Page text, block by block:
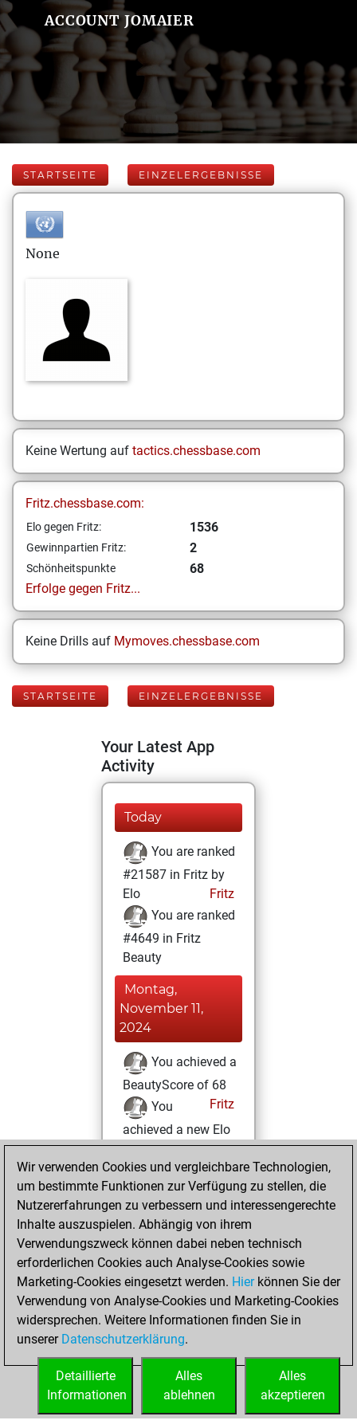
ACCOUNT JOMAIER
STARTSEITE EINZELERGEBNISSE
None
Keine Wertung auf tactics.chessbase.com
Fritz.chessbase.com:
Elo gegen Fritz: 1536
Gewinnpartien Fritz: 2
Schönheitspunkte
68
Erfolge gegen Fritz...
Keine Drills auf Mymoves.chessbase.com
STARTSEITE EINZELERGEBNISSE
Your Latest App
Activity
Today
You are ranked
#21587 in Fritz by
Elo
Fritz
You are ranked
#4649 in Fritz
Beauty
Montag,
November 11,
2024
You achieved a
BeautyScore of 68
Fritz
You
achieved a new Elo
of 1536
Donnerstag,
November 7, 2024
You won
against Fritz
Fritz
Montag,
November 4, 2024
You created
your Fritz account
Wir verwenden Cookies und vergleichbare Technologien,
um bestimmte Funktionen zur Verfügung zu stellen, die
Nutzererfahrungen zu verbessern und interessengerechte
Inhalte auszuspielen. Abhängig von ihrem
Verwendungszweck können dabei neben technisch
erforderlichen Cookies auch Analyse-Cookies sowie
Marketing-Cookies eingesetzt werden. Hierkönnen Sie der
Verwendung von Analyse-Cookies und Marketing-Cookies
widersprechen. Weitere Informationen finden Sie in
unserer Datenschutzerklärung.
Alles
akzeptieren
Alles
ablehnen
Detaillierte
Informationen